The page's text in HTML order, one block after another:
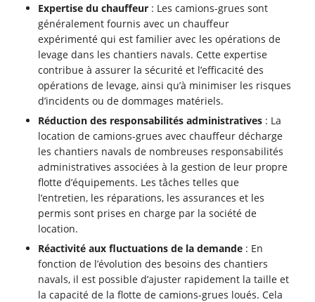
Expertise du chauffeur : Les camions-grues sont
généralement fournis avec un chauffeur
expérimenté qui est familier avec les opérations de
levage dans les chantiers navals. Cette expertise
contribue à assurer la sécurité et l’efficacité des
opérations de levage, ainsi qu’à minimiser les risques
d’incidents ou de dommages matériels.
Réduction des responsabilités administratives : La
location de camions-grues avec chauffeur décharge
les chantiers navals de nombreuses responsabilités
administratives associées à la gestion de leur propre
flotte d’équipements. Les tâches telles que
l’entretien, les réparations, les assurances et les
permis sont prises en charge par la société de
location.
Réactivité aux fluctuations de la demande : En
fonction de l’évolution des besoins des chantiers
navals, il est possible d’ajuster rapidement la taille et
la capacité de la flotte de camions-grues loués. Cela